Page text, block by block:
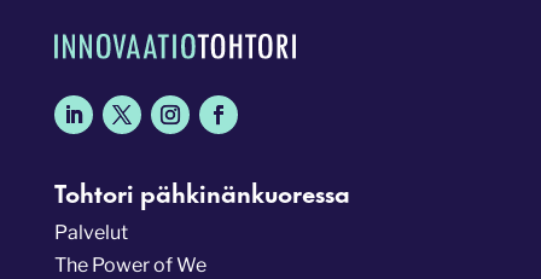
Tohtori pähkinänkuoressa
Palvelut
The Power of We